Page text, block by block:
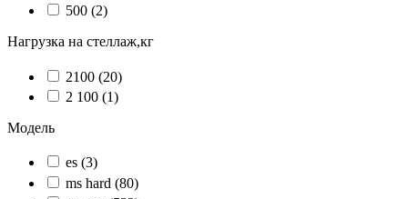
500 (2)
Нагрузка на стеллаж,кг
2100 (20)
2 100 (1)
Модель
es (3)
ms hard (80)